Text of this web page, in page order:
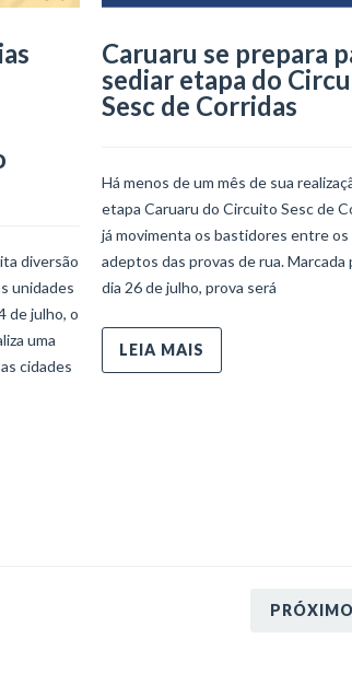
diversão
unidades
de julho, o
uma
cidades
Caruaru se prepara
sediar etapa do
Sesc de Corridas
Há menos de um mês de sua
etapa Caruaru do Circuito Sesc de
já movimenta os bastidores entre os
adeptos das provas de rua. Marcada
dia 26 de julho, prova será
LEIA MAIS
PRÓXIMO